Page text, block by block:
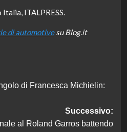
ITALPRESS.
di automotivesu Blog.it
di Francesca Michielin:
Successivo:
al Roland Garros battendo